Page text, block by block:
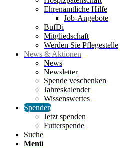
Ehrenamtliche Hilfe
Job-Angebote
BufDi
Mitgliedschaft
Werden Sie Pflegestelle
News & Aktionen
News
Newsletter
Spende veschenken
Jahreskalender
Wissenswertes
Spenden
Jetzt spenden
Futterspende
Suche
Menü